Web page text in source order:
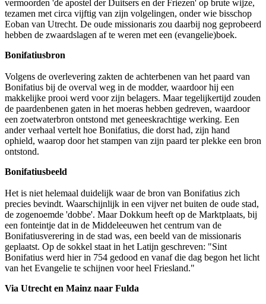
vermoorden 'de apostel der Duitsers en der Friezen' op brute wijze,
tezamen met circa vijftig van zijn volgelingen, onder wie bisschop
Eoban van Utrecht. De oude missionaris zou daarbij nog geprobeerd
hebben de zwaardslagen af te weren met een (evangelie)boek.
Bonifatiusbron
Volgens de overlevering zakten de achterbenen van het paard van
Bonifatius bij de overval weg in de modder, waardoor hij een
makkelijke prooi werd voor zijn belagers. Maar tegelijkertijd zouden
de paardenbenen gaten in het moeras hebben gedreven, waardoor
een zoetwaterbron ontstond met geneeskrachtige werking. Een
ander verhaal vertelt hoe Bonifatius, die dorst had, zijn hand
ophield, waarop door het stampen van zijn paard ter plekke een bron
ontstond.
Bonifatiusbeeld
Het is niet helemaal duidelijk waar de bron van Bonifatius zich
precies bevindt. Waarschijnlijk in een vijver net buiten de oude stad,
de zogenoemde 'dobbe'. Maar Dokkum heeft op de Marktplaats, bij
een fonteintje dat in de Middeleeuwen het centrum van de
Bonifatiusverering in de stad was, een beeld van de missionaris
geplaatst. Op de sokkel staat in het Latijn geschreven: "Sint
Bonifatius werd hier in 754 gedood en vanaf die dag begon het licht
van het Evangelie te schijnen voor heel Friesland."
Via Utrecht en Mainz naar Fulda